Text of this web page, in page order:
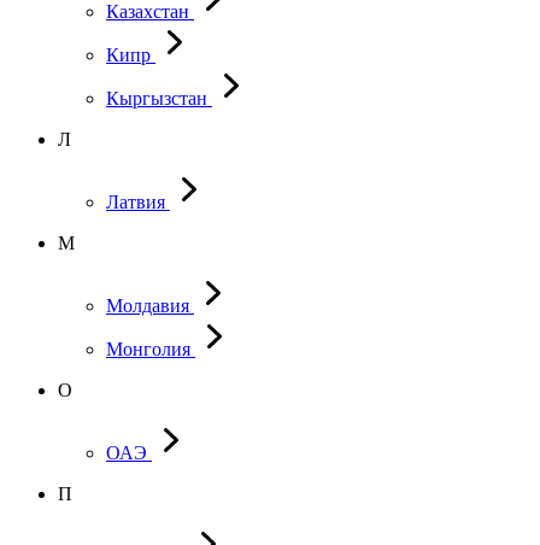
Казахстан
Кипр
Кыргызстан
Л
Латвия
М
Молдавия
Монголия
О
ОАЭ
П